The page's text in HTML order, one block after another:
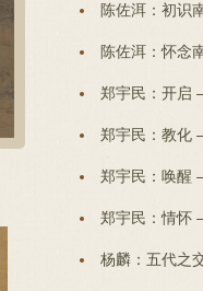
陈佐洱：初识
陈佐洱：怀念
郑宇民：开启
郑宇民：教化
郑宇民：唤醒
郑宇民：情怀
杨麟：五代之